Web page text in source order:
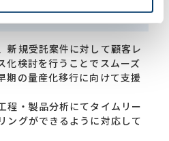
新規受託案件に対して顧客レ
化検討を行うことでスムーズ
期の量産化移行に向けて支援
程・製品分析にてタイムリー
ングができるように対応して